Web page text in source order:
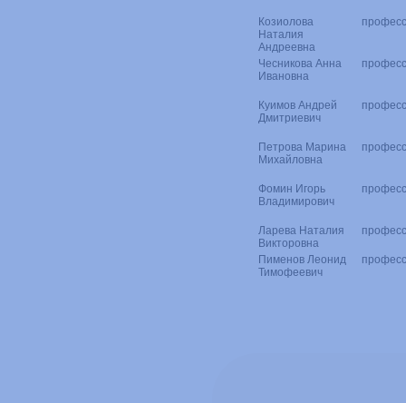
Козиолова
Наталия
Андреевна
Чесникова Анна
Ивановна
Куимов Андрей
Дмитриевич
Петрова Марина
Михайловна
Фомин Игорь
Владимирович
Ларева Наталия
Викторовна
Пименов Леонид
Тимофеевич